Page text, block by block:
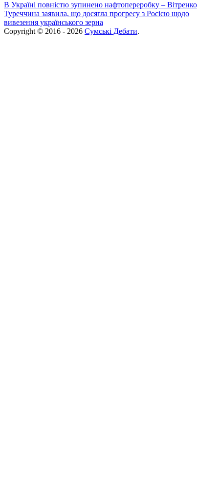
В Україні повністю зупинено нафтопереробку – Вітренко
Туреччина заявила, що досягла прогресу з Росією щодо
вивезення українського зерна
Copyright © 2016 - 2026 Сумські Дебати.